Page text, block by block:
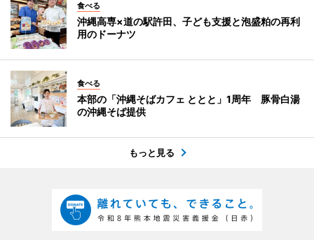
食べる
沖縄高専×道の駅許田、子ども支援と泡盛粕の再利
用のドーナツ
食べる
本部の「沖縄そばカフェ ととと」1周年 豚骨白湯
の沖縄そば提供
もっと見る